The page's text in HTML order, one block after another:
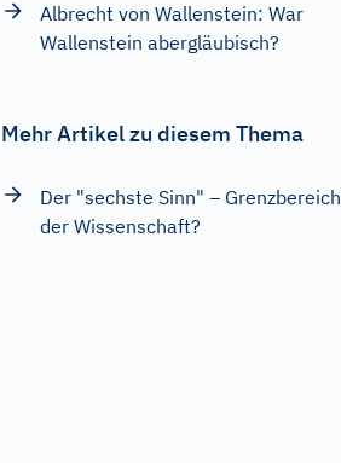
Albrecht von Wallenstein: War
Wallenstein abergläubisch?
Mehr Artikel zu diesem Thema
Der "sechste Sinn" – Grenzbereich
der Wissenschaft?